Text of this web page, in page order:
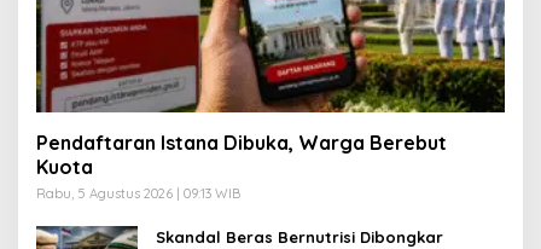
Pendaftaran Istana Dibuka, Warga Berebut
Kuota
Rabu, 5 Agustus 2026 | 09:13 WIB
Skandal Beras Bernutrisi Dibongkar